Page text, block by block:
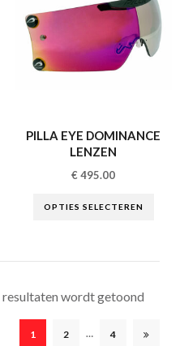
PILLA EYE DOMINANCE
LENZEN
€495.00
OPTIES SELECTEREN
resultaten wordt getoond
1 2 … 4